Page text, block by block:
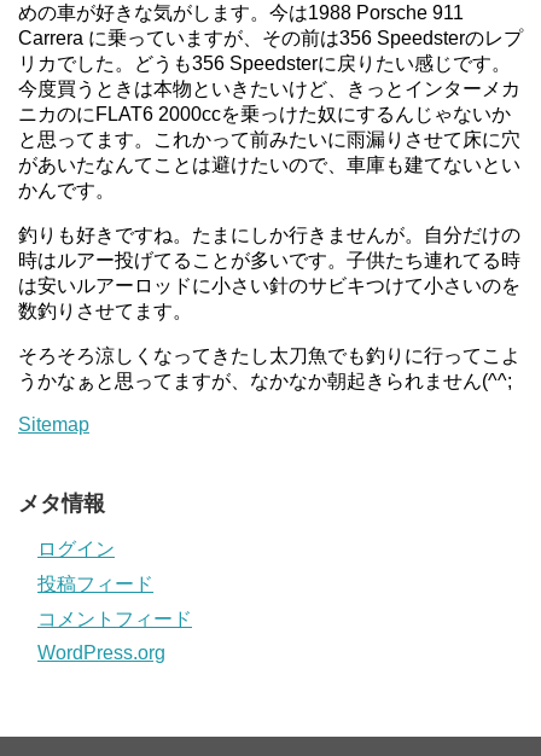
めの車が好きな気がします。今は1988 Porsche 911
Carrera に乗っていますが、その前は356 Speedsterのレプ
リカでした。どうも356 Speedsterに戻りたい感じです。
今度買うときは本物といきたいけど、きっとインターメカ
ニカのにFLAT6 2000ccを乗っけた奴にするんじゃないか
と思ってます。これかって前みたいに雨漏りさせて床に穴
があいたなんてことは避けたいので、車庫も建てないとい
かんです。
釣りも好きですね。たまにしか行きませんが。自分だけの
時はルアー投げてることが多いです。子供たち連れてる時
は安いルアーロッドに小さい針のサビキつけて小さいのを
数釣りさせてます。
そろそろ涼しくなってきたし太刀魚でも釣りに行ってこよ
うかなぁと思ってますが、なかなか朝起きられません(^^;
Sitemap
メタ情報
ログイン
投稿フィード
コメントフィード
WordPress.org